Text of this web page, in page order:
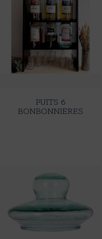
PUITS 6
BONBONNIERES